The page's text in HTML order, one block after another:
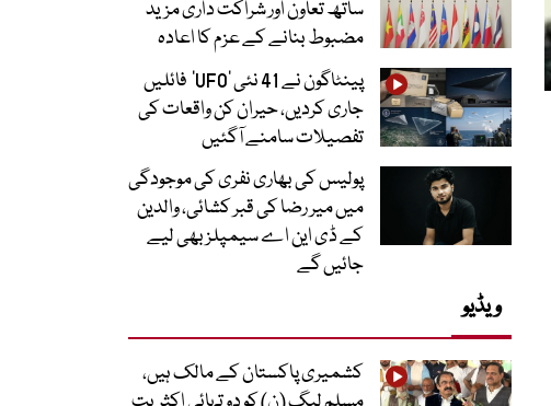
ساتھ تعاون اور شراکت داری مزید
مضبوط بنانے کے عزم کا اعادہ
پینٹاگون نے 41 نئی ’UFO‘ فائلیں
جاری کردیں، حیران کن واقعات کی
تفصیلات سامنے آگئیں
پولیس کی بھاری نفری کی موجودگی
میں میر رضا کی قبر کشائی، والدین
کے ڈی این اے سیمپلز بھی لیے
جائیں گے
ویڈیو
کشمیری پاکستان کے مالک ہیں،